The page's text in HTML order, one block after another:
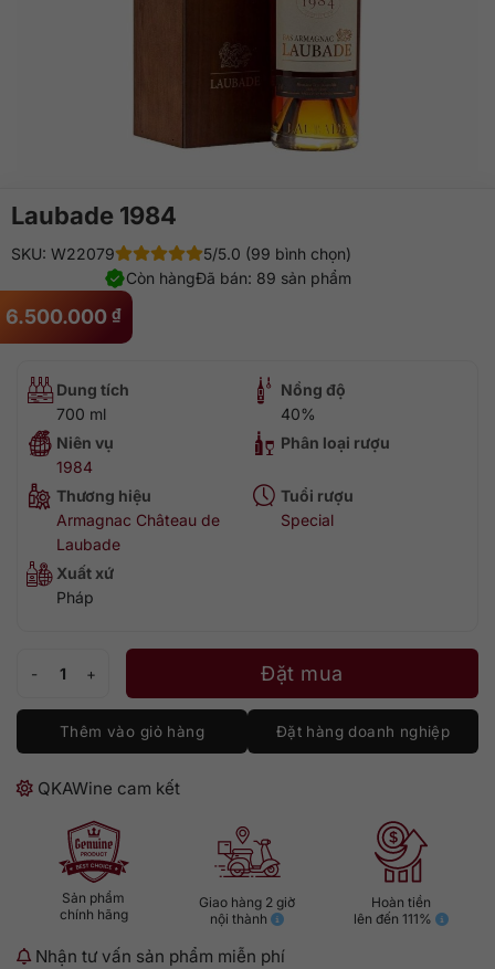
Laubade 1984
6.500.000 ₫
SKU: W22079
5/5.0 (99 bình chọn)
Đã bán: 89 sản phẩm
Còn hàng
Dung tích
700 ml
Nồng độ
40%
Niên vụ
1984
Phân loại rượu
Thương hiệu
Armagnac Château de
Laubade
Tuổi rượu
Special
Xuất xứ
Pháp
Đặt mua
Thêm vào giỏ hàng Đặt hàng doanh nghiệp
QKAWine cam kết
Sản phẩm
chính hãng
Giao hàng 2 giờ
nội thành
Hoàn tiền
lên đến 111%
Nhận tư vấn sản phẩm miễn phí